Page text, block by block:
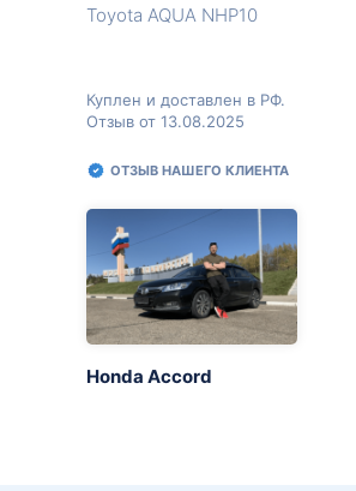
Toyota AQUA NHP10
Куплен и доставлен в РФ.
Отзыв от 13.08.2025
ОТЗЫВ НАШЕГО КЛИЕНТА
Honda Accord